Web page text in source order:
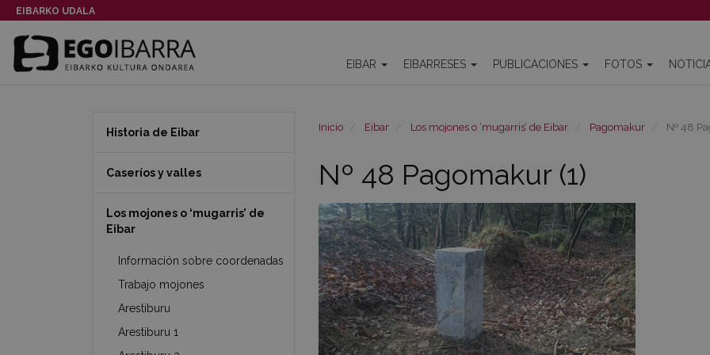
EIBARKO UDALA
EIBAR EIBARRESES PUBLICACIONES FOTOS
Inicio Eibar Los mojones o ‘mugarris’ de Eibar Pagomakur Nº 48
Nº 48 Pagomakur (1)
Historia de Eibar
Caseríos y valles
Los mojones o ‘mugarris’ de
Eibar
Información sobre coordenadas
Trabajo mojones
Arestiburu
Arestiburu 1